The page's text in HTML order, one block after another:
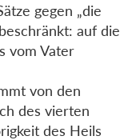
gegen „die
auf die
vom Vater
von den
des vierten
des Heils